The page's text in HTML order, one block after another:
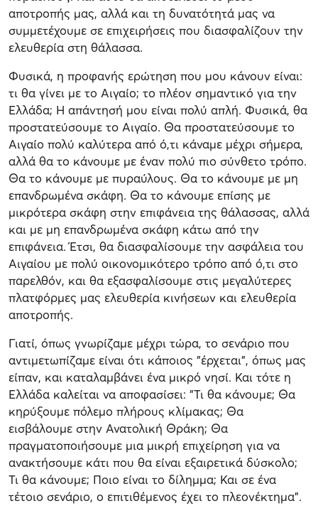
αποτροπής μας, αλλά και τη δυνατότητά μας να
συμμετέχουμε σε επιχειρήσεις που διασφαλίζουν την
ελευθερία στη θάλασσα.
Φυσικά, η προφανής ερώτηση που μου κάνουν είναι:
τι θα γίνει με το Αιγαίο; το πλέον σημαντικό για την
Ελλάδα; Η απάντησή μου είναι πολύ απλή. Φυσικά, θα
προστατεύσουμε τo Αιγαίο. Θα προστατεύσουμε το
Αιγαίο πολύ καλύτερα από ό,τι κάναμε μέχρι σήμερα,
αλλά θα το κάνουμε με έναν πολύ πιο σύνθετο τρόπο.
Θα το κάνουμε με πυραύλους. Θα το κάνουμε με μη
επανδρωμένα σκάφη. Θα το κάνουμε επίσης με
μικρότερα σκάφη στην επιφάνεια της θάλασσας, αλλά
και με μη επανδρωμένα σκάφη κάτω από την
επιφάνεια. Έτσι, θα διασφαλίσουμε την ασφάλεια του
Αιγαίου με πολύ οικονομικότερο τρόπο από ό,τι στο
παρελθόν, και θα εξασφαλίσουμε στις μεγαλύτερες
πλατφόρμες μας ελευθερία κινήσεων και ελευθερία
αποτροπής.
Γιατί, όπως γνωρίζαμε μέχρι τώρα, το σενάριο που
αντιμετωπίζαμε είναι ότι κάποιος "έρχεται", όπως μας
είπαν, και καταλαμβάνει ένα μικρό νησί. Και τότε η
Ελλάδα καλείται να αποφασίσει: "Τι θα κάνουμε; Θα
κηρύξουμε πόλεμο πλήρους κλίμακας; Θα
εισβάλουμε στην Ανατολική Θράκη; Θα
πραγματοποιήσουμε μια μικρή επιχείρηση για να
ανακτήσουμε κάτι που θα είναι εξαιρετικά δύσκολο;
Τι θα κάνουμε; Ποιο είναι το δίλημμα; Και σε ένα
τέτοιο σενάριο, ο επιτιθέμενος έχει το πλεονέκτημα".